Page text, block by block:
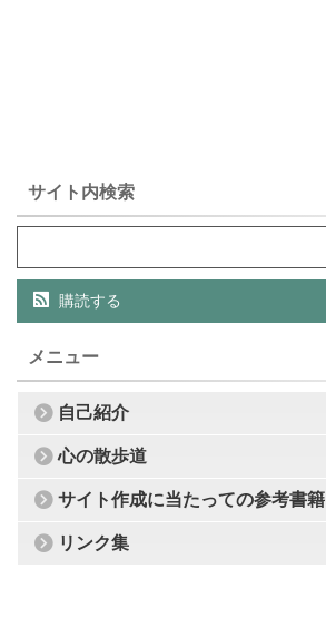
サイト内検索
購読する
メニュー
自己紹介
心の散歩道
サイト作成に当たっての参考書籍
リンク集